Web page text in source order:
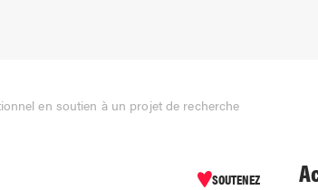
en soutien à un projet de recherche
SOUTENEZ